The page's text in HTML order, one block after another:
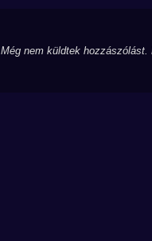
Még nem küldtek